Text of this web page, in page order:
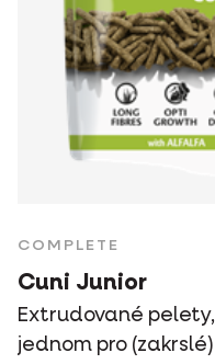
COMPLETE
Cuni Junior
Extrudované
jednom pro